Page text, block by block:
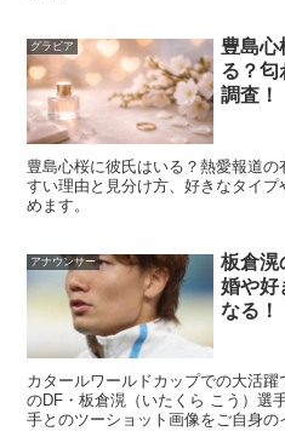
このような経歴からも荒井つ
人であることはもちろん、
多くのレースクイーンの中で
だということが改めて伝わっ
スポンサ
グラビア
豊島心
る？匂
調査！
豊島心桜に彼氏はいる？熱愛報道
すい理由と見分け方、好きなタイ
めます。
アナウンサー
板倉滉
婚や好
なる！
カタールワールドカップでの大活
のDF・板倉滉（いたくら こう）選
手とのツーショット画像をご自身